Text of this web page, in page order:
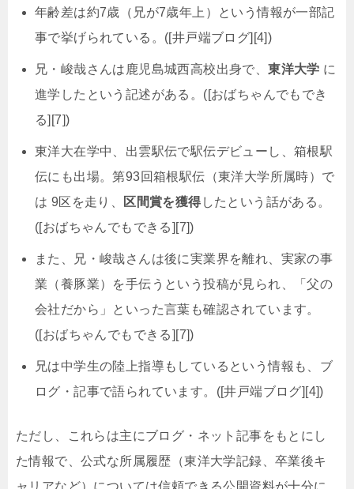
年齢差は約7歳（兄が7歳年上）という情報が一部記
事で挙げられている。([井戸端ブログ][4])
兄・峻哉さんは鹿児島城西高校出身で、東洋大学 に
進学したという記述がある。([おばちゃんでもでき
る][7])
東洋大在学中、出雲駅伝で駅伝デビューし、箱根駅
伝にも出場。第93回箱根駅伝（東洋大学所属時）で
は 9区を走り、
区間賞を獲得したという話がある。
([おばちゃんでもできる][7])
また、兄・峻哉さんは後に実業界を離れ、実家の事
業（養豚業）を手伝うという投稿が見られ、「父の
会社だから」といった言葉も確認されています。
([おばちゃんでもできる][7])
兄は中学生の陸上指導もしているという情報も、ブ
ログ・記事で語られています。([井戸端ブログ][4])
ただし、これらは主にブログ・ネット記事をもとにし
た情報で、公式な所属履歴（東洋大学記録、卒業後キ
ャリアなど）については信頼できる公開資料が十分に